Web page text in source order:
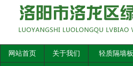
网站首页 关于我们 轻质隔墙板